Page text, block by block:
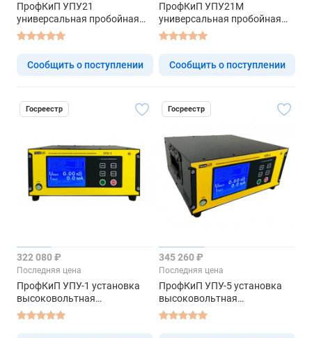
ПрофКиП УПУ21
универсальная пробойная
установка
Сообщить о поступлении
ПрофКиП УПУ21М
универсальная пробойная
установка
Сообщить о поступлении
Госреестр
322 080 ₽
Последняя цена
ПрофКиП УПУ-1 установка
высоковольтная
испытательная пробойная
Госреестр
345 260 ₽
Последняя цена
ПрофКиП УПУ-5 установка
высоковольтная
испытательная пробойная